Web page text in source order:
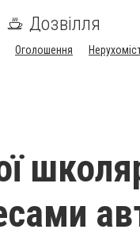
Дозвілля
Оголошення